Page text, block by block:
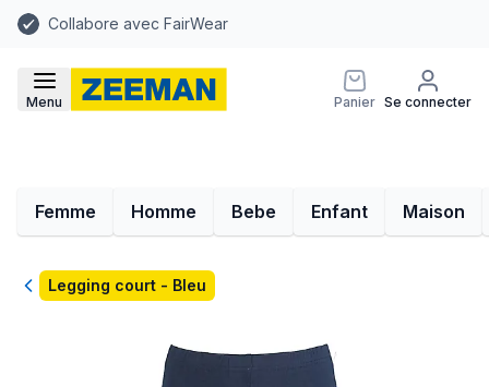
Collabore avec FairWear
Menu Panier Se connecter
Femme Homme Bebe Enfant Maison
RetourLegging court - Bleu